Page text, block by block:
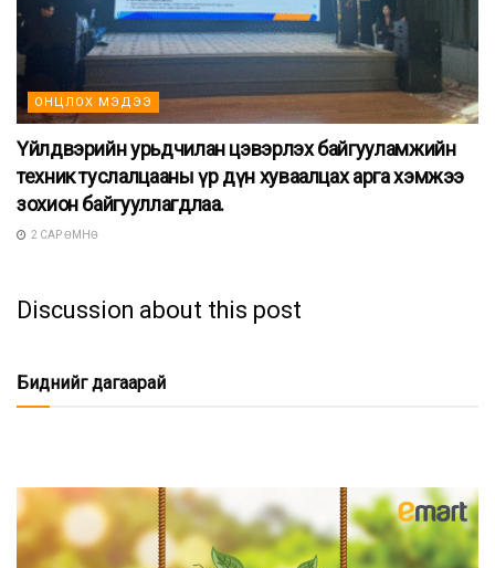
ОНЦЛОХ МЭДЭЭ
Үйлдвэрийн урьдчилан цэвэрлэх байгууламжийн
техник туслалцааны үр дүн хуваалцах арга хэмжээ
зохион байгууллагдлаа.
2 САР ӨМНӨ
Discussion about this post
Биднийг дагаарай